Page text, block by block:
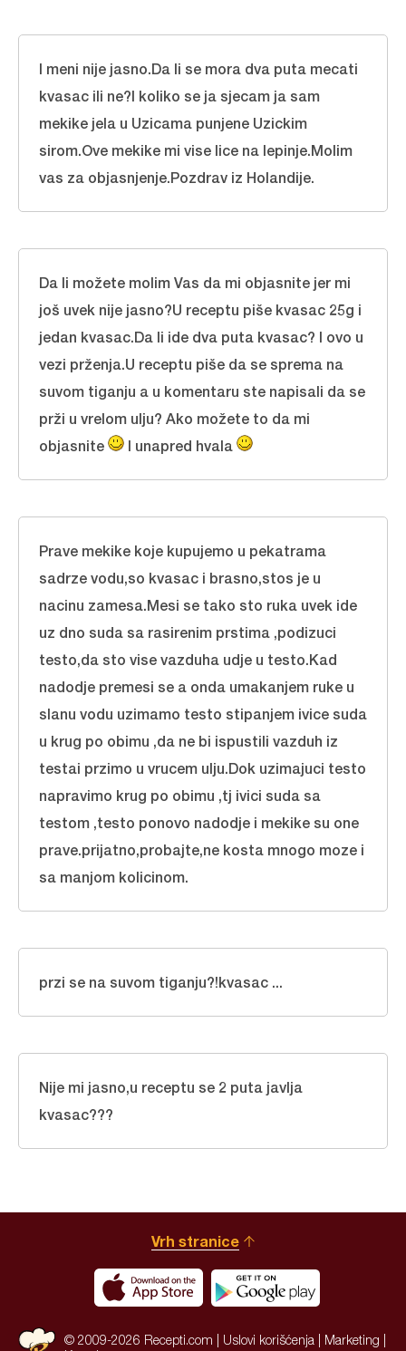
I meni nije jasno.Da li se mora dva puta mecati
kvasac ili ne?I koliko se ja sjecam ja sam
mekike jela u Uzicama punjene Uzickim
sirom.Ove mekike mi vise lice na lepinje.Molim
vas za objasnjenje.Pozdrav iz Holandije.
Da li možete molim Vas da mi objasnite jer mi
još uvek nije jasno?U receptu piše kvasac 25g i
jedan kvasac.Da li ide dva puta kvasac? I ovo u
vezi prženja.U receptu piše da se sprema na
suvom tiganju a u komentaru ste napisali da se
prži u vrelom ulju? Ako možete to da mi
objasnite
I unapred hvala
Prave mekike koje kupujemo u pekatrama
sadrze vodu,so kvasac i brasno,stos je u
nacinu zamesa.Mesi se tako sto ruka uvek ide
uz dno suda sa rasirenim prstima ,podizuci
testo,da sto vise vazduha udje u testo.Kad
nadodje premesi se a onda umakanjem ruke u
slanu vodu uzimamo testo stipanjem ivice suda
u krug po obimu ,da ne bi ispustili vazduh iz
testai przimo u vrucem ulju.Dok uzimajuci testo
napravimo krug po obimu ,tj ivici suda sa
testom ,testo ponovo nadodje i mekike su one
prave.prijatno,probajte,ne kosta mnogo moze i
sa manjom kolicinom.
przi se na suvom tiganju?!kvasac ...
Nije mi jasno,u receptu se 2 puta javlja
kvasac???
Vrh stranice
© 2009-2026 Recepti.com | Uslovi korišćenja Marketing